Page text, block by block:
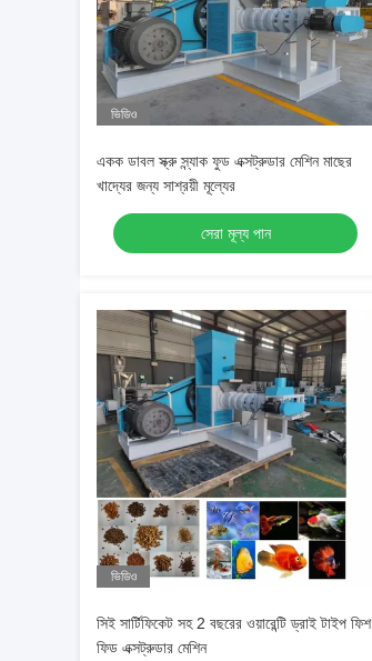
ভিডিও
একক ডাবল স্ক্রু স্ন্যাক ফুড এক্সট্রুডার মেশিন মাছের
খাদ্যের জন্য সাশ্রয়ী মূল্যের
সেরা মূল্য পান
ভিডিও
সিই সার্টিফিকেট সহ 2 বছরের ওয়ারেন্টি ড্রাই টাইপ ফিশ
ফিড এক্সট্রুডার মেশিন